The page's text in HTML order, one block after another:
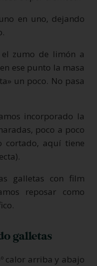
en uno, dejando
el zumo de limón a
ese punto la masa
un poco. No pasa
incorporado la
poco a poco
cortado, aquí tiene
galletas con film
reposar como
galletas
calor arriba y abajo